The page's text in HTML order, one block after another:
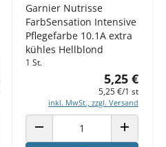
ERHÖHEN
Garnier Nutrisse
FarbSensation Intensive
Pflegefarbe 10.1A extra
kühles Hellblond
1 St.
5,25 €
5,25 €/1 st
inkl. MwSt., zzgl. Versand
ANZAHL VERRINGERN ANZAHL